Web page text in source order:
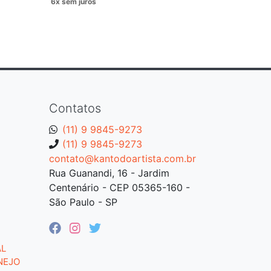
Contatos
(11) 9 9845-9273
(11) 9 9845-9273
contato@kantodoartista.com.br
Rua Guanandi, 16 - Jardim
Centenário - CEP 05365-160 -
São Paulo - SP